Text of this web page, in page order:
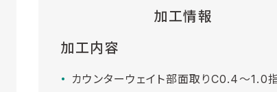
加工情報
加工内容
カウンターウェイト部面取りC0.4～1.0